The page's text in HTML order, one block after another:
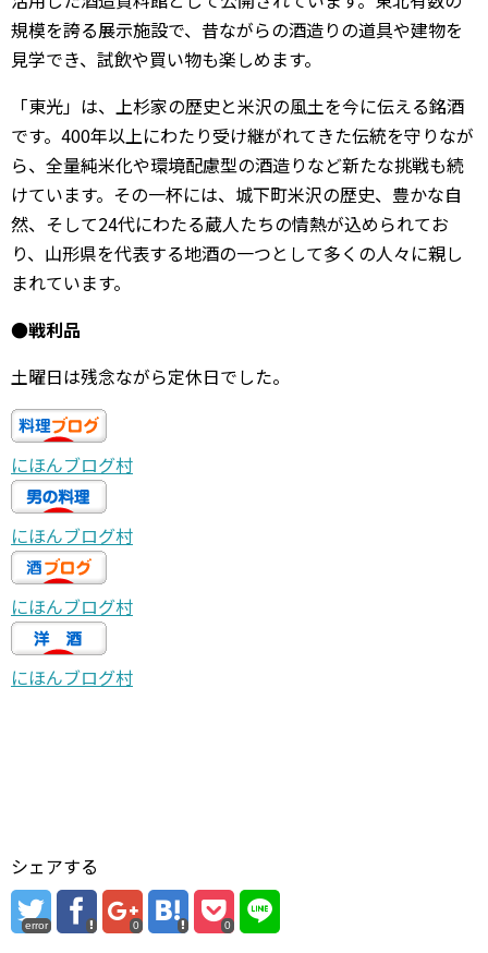
規模を誇る展示施設で、昔ながらの酒造りの道具や建物を
見学でき、試飲や買い物も楽しめます。
「東光」は、上杉家の歴史と米沢の風土を今に伝える銘酒
です。400年以上にわたり受け継がれてきた伝統を守りなが
ら、全量純米化や環境配慮型の酒造りなど新たな挑戦も続
けています。その一杯には、城下町米沢の歴史、豊かな自
然、そして24代にわたる蔵人たちの情熱が込められてお
り、山形県を代表する地酒の一つとして多くの人々に親し
まれています。
●戦利品
土曜日は残念ながら定休日でした。
にほんブログ村
にほんブログ村
にほんブログ村
にほんブログ村
シェアする
error 0 0